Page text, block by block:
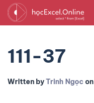
111-37
Written byTrinh Ngọc on